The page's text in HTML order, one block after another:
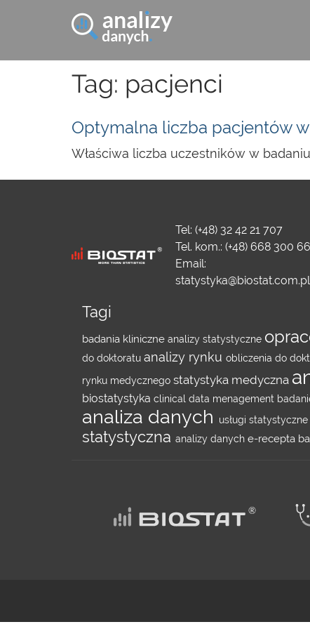
Tag: pacjenci
Optymalna liczba pacjentów
Właściwa liczba uczestników w
Tel: (+48) 32 42 21 707
Tel. kom.: (+48) 668 300
Email:
statystyka@biostat.com.pl
Tagi
badania kliniczne analizy statystyczne
do doktoratu analizy rynku obliczenia do
rynku medycznego statystyka medyczna
biostatystyka clinical data menagement
analiza danych usługi statystyczne
statystyczna analizy danych e-recepta